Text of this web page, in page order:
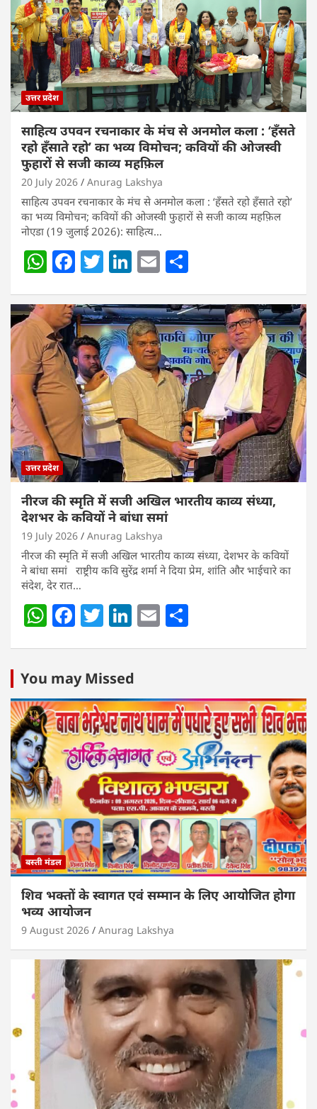
उत्तर प्रदेश
साहित्य उपवन रचनाकार के मंच से अनमोल कला : ‘हॅंसते
रहो हॅंसाते रहो’ का भव्य विमोचन; कवियों की ओजस्वी
फुहारों से सजी काव्य महफ़िल
20 July 2026 Anurag Lakshya
साहित्य उपवन रचनाकार के मंच से अनमोल कला : ‘हॅंसते रहो हॅंसाते रहो’
का भव्य विमोचन; कवियों की ओजस्वी फुहारों से सजी काव्य महफ़िल
नोएडा (19 जुलाई 2026): साहित्य…
W
at
s
A
p
p
F
c
e
b
o
o
k
T
itt
er
Li
k
e
dI
n
E
ai
l
ar
e
उत्तर प्रदेश
नीरज की स्मृति में सजी अखिल भारतीय काव्य संध्या,
देशभर के कवियों ने बांधा समां
19 July 2026 Anurag Lakshya
नीरज की स्मृति में सजी अखिल भारतीय काव्य संध्या, देशभर के कवियों
ने बांधा समां राष्ट्रीय कवि सुरेंद्र शर्मा ने दिया प्रेम, शांति और भाईचारे का
संदेश, देर रात…
W
s
A
p
p
F
e
b
o
o
k
T
er
Li
e
dI
n
E
You may Missed
बस्ती मंडल
शिव भक्तों के स्वागत एवं सम्मान के लिए आयोजित होगा
भव्य आयोजन
9 August 2026 Anurag Lakshya